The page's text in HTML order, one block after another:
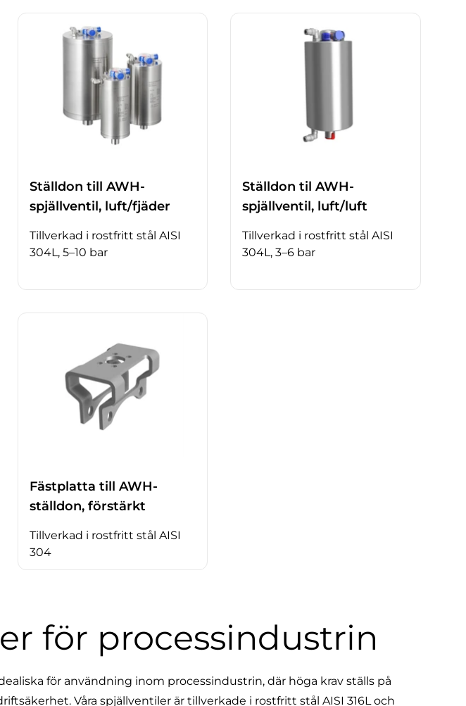
Ställdon till AWH-
spjällventil, luft/fjäder
Tillverkad i rostfritt stål AISI
304L, 5–10 bar
Ställdon til AWH-
spjällventil, luft/luft
Tillverkad i rostfritt stål AISI
304L, 3–6 bar
Fästplatta till AWH-
ställdon, förstärkt
Tillverkad i rostfritt stål AISI
304
för processindustrin
för användning inom processindustrin, där höga krav ställs på
Våra spjällventiler är tillverkade i rostfritt stål AISI 316L och